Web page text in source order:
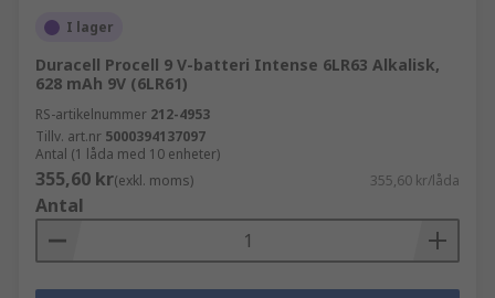
I lager
Duracell Procell 9 V-batteri Intense 6LR63 Alkalisk,
628 mAh 9V (6LR61)
RS-artikelnummer 212-4953
Tillv. art.nr 5000394137097
Antal (1 låda med 10 enheter)
355,60 kr(exkl. moms) 355,60 kr/låda
Antal